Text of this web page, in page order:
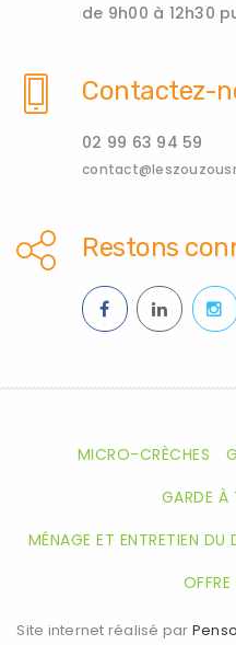
de 9h00 à 12h30
Contactez-
02 99 63 94 59
Restons
MICRO-CRÈCHES
GARDE À
MÉNAGE ET ENTRETIEN DU
Site internet réalisé par